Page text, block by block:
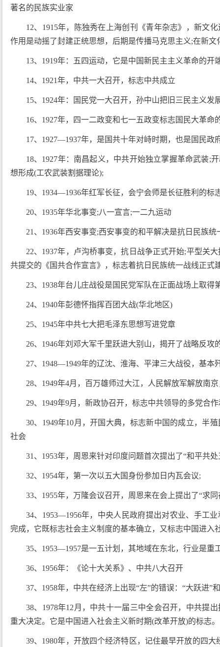
著名的民族实业家
12、1915年，陈独秀在上海创刊《青年杂志》，新文
作用是动摇了封建正统思想，后期是传播马克思主义;在新
13、1919年：五四运动，它是中国新民主主义革命的
14、1921年，中共一大召开，标志中共成立
15、1924年：国民党一大召开，孙中山把旧三民主义
16、1927年，四一二政变和七一五政变标志国民大革命
17、1927—1937年，是国共十年对峙时期，也是国民
18、1927年：南昌起义，中共开始独立掌握革命武装;
想形成(工农武装割据理论);
19、1934—1936年红军长征，会宁会师是长征胜利的标
20、1935年华北事变;八一宣言;一二九运动
21、1936年西安事变;西安事变的和平解决是抗日民族
22、1937年，卢沟桥事变，抗日战争正式开始;平型关
共提交的《国共合作宣言》，标志着抗日民族统一战线正式
23、1938年台儿庄战役是国民党军队在正面战场上取得
24、1940年彭德怀指挥百团大战(华北地区)
25、1945年中共七大把毛泽东思想写进党章
26、1946年刘邓大军千里跃进大别山，揭开了战略反攻
27、1948—1949年的辽沈、淮海、平津三大战役，基
28、1949年4月，百万雄师过大江，人民解放军解放南
29、1949年9月，新政协召开，标志中共领导的多党合
30、1949年10月，开国大典，标志新中国的成立，半
社会
31、1953年，周恩来针对印度问题首次提出了“和平共
32、1954年，第一次以五大国身份参加日内瓦会议;
33、1955年，万隆会议召开，周恩来在会上提出了“求
34、1953—1956年，中央人民政府提出对农业、手工
完成，它既标志社会主义制度的基本确立，又标志中国进入
35、1953—1957是一五计划，其地域在东北，行业是重
36、1956年：《论十大关系》、中共八大召开
37、1958年，中共在经济上出现“左”的错误：“大跃进”
38、1978年12月，中共十一届三中全会召开，中共提
重大决定。它是中国进入社会主义新时期(改革开放)的标志。
39、1980年，开放四个经济特区，记住最早开放的四